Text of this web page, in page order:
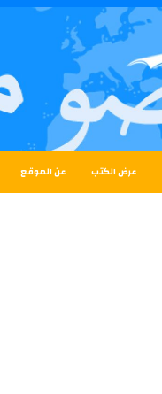
عرض الكتب عن الموقع